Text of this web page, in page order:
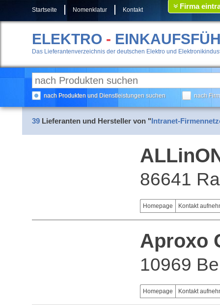
Startseite Nomenklatur Kontakt Firma
ELEKTRO -
Das Lieferantenverzeichnis der deutschen Elektro und
nach Produkten und Dienstleistungen suchen nach
39 Lieferanten und Hersteller von "Intranet-
86641
Homepage Kontakt
Aproxo
10969
Homepage Kontakt